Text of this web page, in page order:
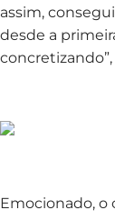
assim,
desde a
Emocionado,